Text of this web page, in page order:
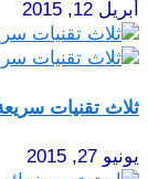
أبريل 12, 2015
ثلاث تقنيات
يونيو 27, 2015